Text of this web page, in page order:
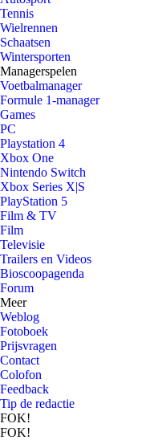
Tennis
Wielrennen
Schaatsen
Wintersporten
Managerspelen
Voetbalmanager
Formule 1-manager
Games
PC
Playstation 4
Xbox One
Nintendo Switch
Xbox Series X|S
PlayStation 5
Film & TV
Film
Televisie
Trailers en Videos
Bioscoopagenda
Forum
Meer
Weblog
Fotoboek
Prijsvragen
Contact
Colofon
Feedback
Tip de redactie
FOK!
FOK!